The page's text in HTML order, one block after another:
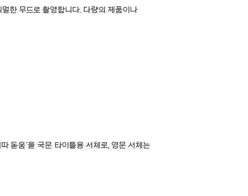
한 무드로 촬영합니다. 다량의 제품이나
돋움’을 국문 타이틀용 서체로, 영문 서체는